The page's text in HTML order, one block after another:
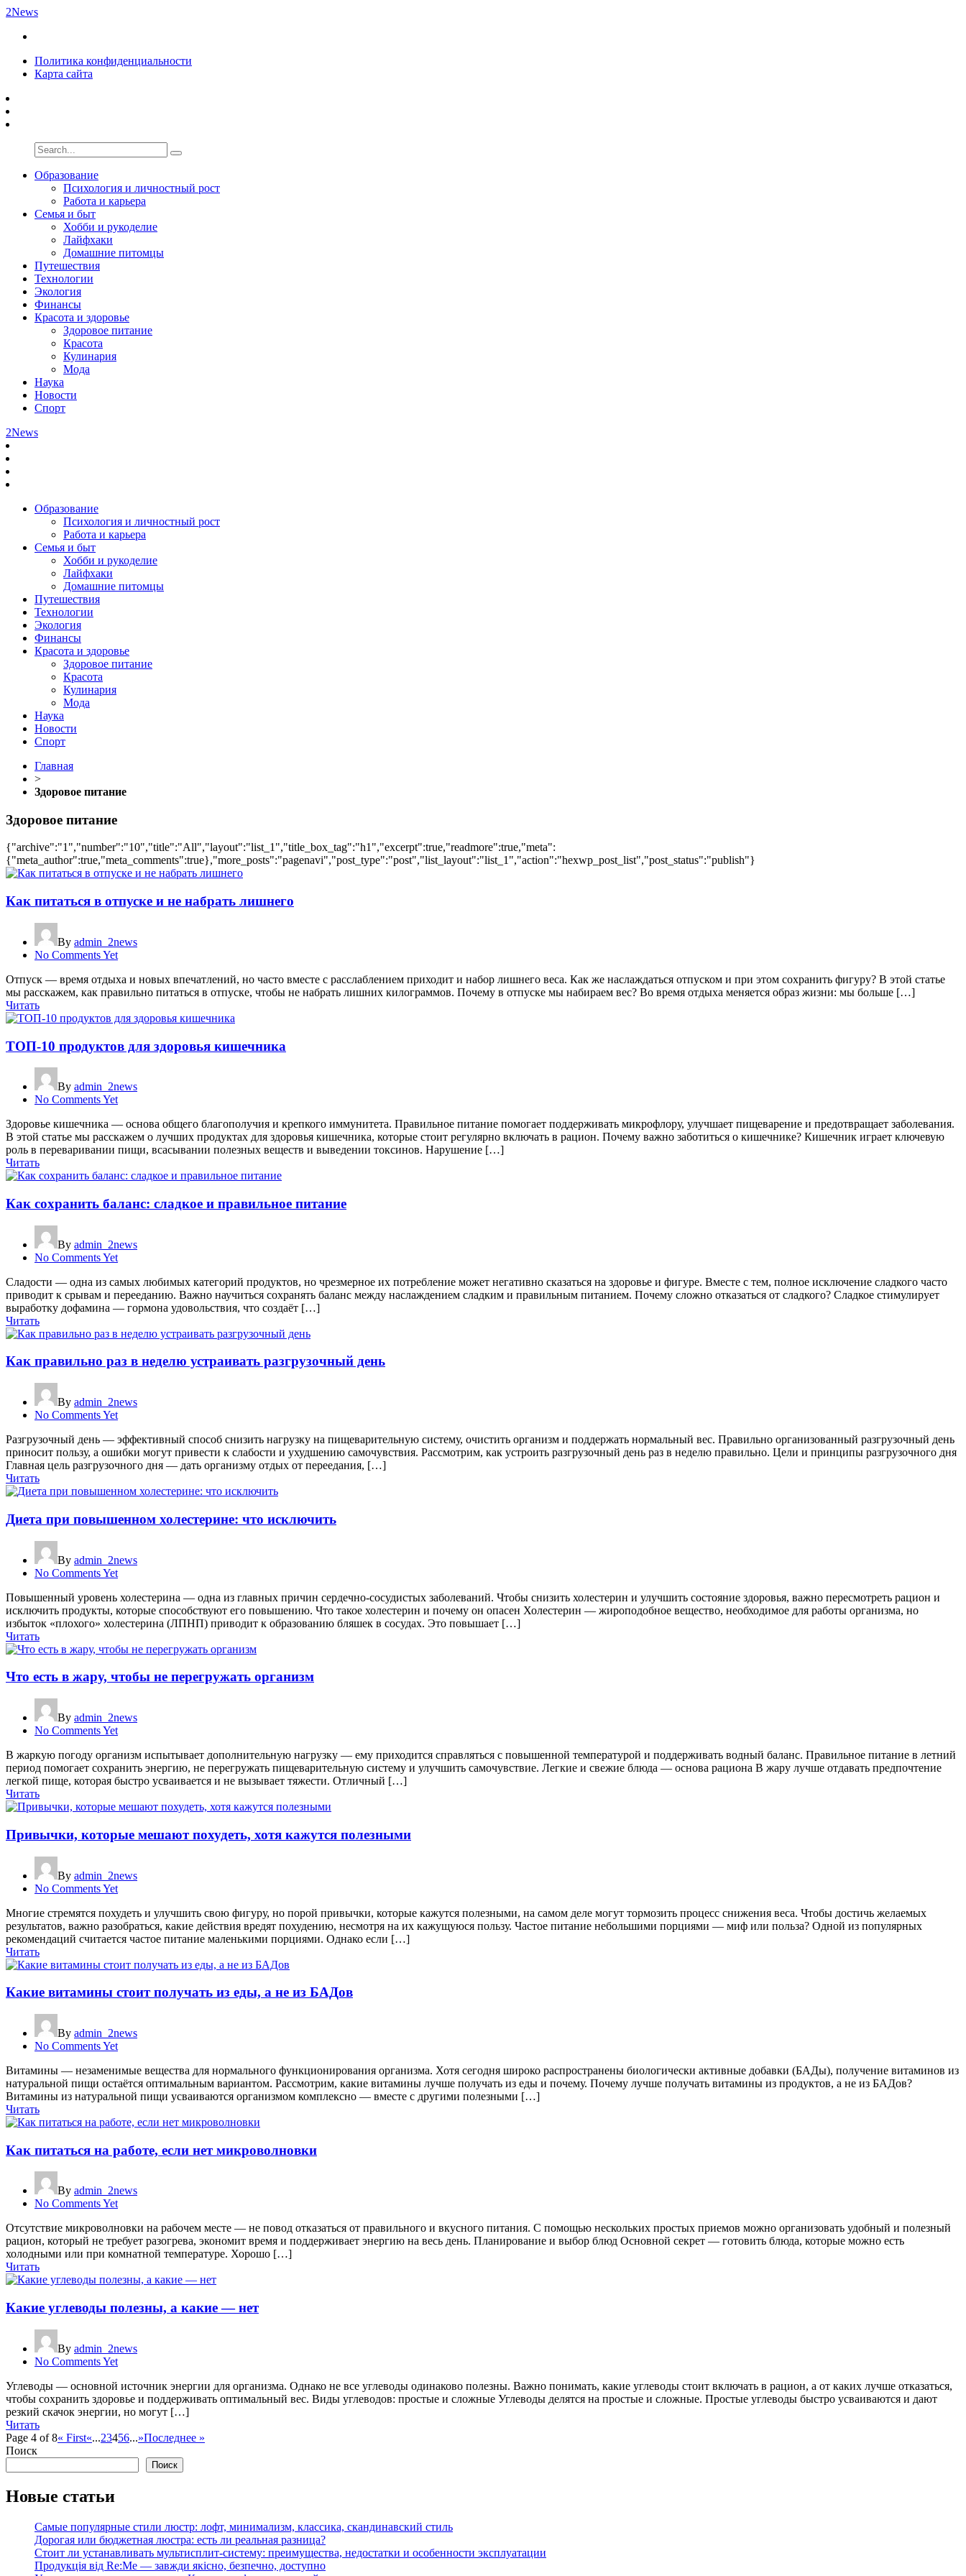
2News
Политика конфиденциальности
Карта сайта
Образование
Психология и личностный рост
Работа и карьера
Семья и быт
Хобби и рукоделие
Лайфхаки
Домашние питомцы
Путешествия
Технологии
Экология
Финансы
Красота и здоровье
Здоровое питание
Красота
Кулинария
Мода
Наука
Новости
Спорт
2News
Образование
Психология и личностный рост
Работа и карьера
Семья и быт
Хобби и рукоделие
Лайфхаки
Домашние питомцы
Путешествия
Технологии
Экология
Финансы
Красота и здоровье
Здоровое питание
Красота
Кулинария
Мода
Наука
Новости
Спорт
Главная
>
Здоровое питание
Здоровое питание
{"archive":"1","number":"10","title":"All","layout":"list_1","title_box_tag":"h1","excerpt":true,"readmore":true,"meta":
{"meta_author":true,"meta_comments":true},"more_posts":"pagenavi","post_type":"post","list_layout":"list_1","action":"hexwp_post_list","post_status":"publish"}
Как питаться в отпуске и не набрать лишнего
By admin_2news
No Comments Yet
Отпуск — время отдыха и новых впечатлений, но часто вместе с расслаблением приходит и набор лишнего веса. Как же наслаждаться отпуском и при этом сохранить фигуру? В этой статье
мы расскажем, как правильно питаться в отпуске, чтобы не набрать лишних килограммов. Почему в отпуске мы набираем вес? Во время отдыха меняется образ жизни: мы больше […]
Читать
ТОП-10 продуктов для здоровья кишечника
By admin_2news
No Comments Yet
Здоровье кишечника — основа общего благополучия и крепкого иммунитета. Правильное питание помогает поддерживать микрофлору, улучшает пищеварение и предотвращает заболевания.
В этой статье мы расскажем о лучших продуктах для здоровья кишечника, которые стоит регулярно включать в рацион. Почему важно заботиться о кишечнике? Кишечник играет ключевую
роль в переваривании пищи, всасывании полезных веществ и выведении токсинов. Нарушение […]
Читать
Как сохранить баланс: сладкое и правильное питание
By admin_2news
No Comments Yet
Сладости — одна из самых любимых категорий продуктов, но чрезмерное их потребление может негативно сказаться на здоровье и фигуре. Вместе с тем, полное исключение сладкого часто
приводит к срывам и перееданию. Важно научиться сохранять баланс между наслаждением сладким и правильным питанием. Почему сложно отказаться от сладкого? Сладкое стимулирует
выработку дофамина — гормона удовольствия, что создаёт […]
Читать
Как правильно раз в неделю устраивать разгрузочный день
By admin_2news
No Comments Yet
Разгрузочный день — эффективный способ снизить нагрузку на пищеварительную систему, очистить организм и поддержать нормальный вес. Правильно организованный разгрузочный день
приносит пользу, а ошибки могут привести к слабости и ухудшению самочувствия. Рассмотрим, как устроить разгрузочный день раз в неделю правильно. Цели и принципы разгрузочного дня
Главная цель разгрузочного дня — дать организму отдых от переедания, […]
Читать
Диета при повышенном холестерине: что исключить
By admin_2news
No Comments Yet
Повышенный уровень холестерина — одна из главных причин сердечно-сосудистых заболеваний. Чтобы снизить холестерин и улучшить состояние здоровья, важно пересмотреть рацион и
исключить продукты, которые способствуют его повышению. Что такое холестерин и почему он опасен Холестерин — жироподобное вещество, необходимое для работы организма, но
избыток «плохого» холестерина (ЛПНП) приводит к образованию бляшек в сосудах. Это повышает […]
Читать
Что есть в жару, чтобы не перегружать организм
By admin_2news
No Comments Yet
В жаркую погоду организм испытывает дополнительную нагрузку — ему приходится справляться с повышенной температурой и поддерживать водный баланс. Правильное питание в летний
период помогает сохранить энергию, не перегружать пищеварительную систему и улучшить самочувствие. Легкие и свежие блюда — основа рациона В жару лучше отдавать предпочтение
легкой пище, которая быстро усваивается и не вызывает тяжести. Отличный […]
Читать
Привычки, которые мешают похудеть, хотя кажутся полезными
By admin_2news
No Comments Yet
Многие стремятся похудеть и улучшить свою фигуру, но порой привычки, которые кажутся полезными, на самом деле могут тормозить процесс снижения веса. Чтобы достичь желаемых
результатов, важно разобраться, какие действия вредят похудению, несмотря на их кажущуюся пользу. Частое питание небольшими порциями — миф или польза? Одной из популярных
рекомендаций считается частое питание маленькими порциями. Однако если […]
Читать
Какие витамины стоит получать из еды, а не из БАДов
By admin_2news
No Comments Yet
Витамины — незаменимые вещества для нормального функционирования организма. Хотя сегодня широко распространены биологически активные добавки (БАДы), получение витаминов из
натуральной пищи остаётся оптимальным вариантом. Рассмотрим, какие витамины лучше получать из еды и почему. Почему лучше получать витамины из продуктов, а не из БАДов?
Витамины из натуральной пищи усваиваются организмом комплексно — вместе с другими полезными […]
Читать
Как питаться на работе, если нет микроволновки
By admin_2news
No Comments Yet
Отсутствие микроволновки на рабочем месте — не повод отказаться от правильного и вкусного питания. С помощью нескольких простых приемов можно организовать удобный и полезный
рацион, который не требует разогрева, экономит время и поддерживает энергию на весь день. Планирование и выбор блюд Основной секрет — готовить блюда, которые можно есть
холодными или при комнатной температуре. Хорошо […]
Читать
Какие углеводы полезны, а какие — нет
By admin_2news
No Comments Yet
Углеводы — основной источник энергии для организма. Однако не все углеводы одинаково полезны. Важно понимать, какие углеводы стоит включать в рацион, а от каких лучше отказаться,
чтобы сохранить здоровье и поддерживать оптимальный вес. Виды углеводов: простые и сложные Углеводы делятся на простые и сложные. Простые углеводы быстро усваиваются и дают
резкий скачок энергии, но могут […]
Читать
Page 4 of 8« First«...23456...»Последнее »
Поиск
Поиск
Новые статьи
Самые популярные стили люстр: лофт, минимализм, классика, скандинавский стиль
Дорогая или бюджетная люстра: есть ли реальная разница?
Стоит ли устанавливать мультисплит-систему: преимущества, недостатки и особенности эксплуатации
Продукція від Re:Me — завжди якісно, безпечно, доступно